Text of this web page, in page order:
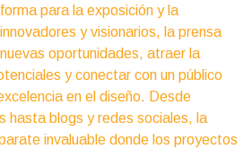
para la exposición y la
y visionarios, la prensa
oportunidades, atraer la
y conectar con un público
en el diseño. Desde
hasta blogs y redes sociales, la
invaluable donde los proyectos